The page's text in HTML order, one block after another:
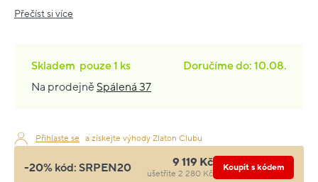
Přečíst si více
Skladem pouze1 ks
Doručíme do: 10.08.
Na prodejně Spálená 37
Přihlaste se a získejte výhody Zlaton Clubu
-20% kód: SRPEN20 9 119 Kč
ušetříte 2 280 Kč
Koupit s kódem